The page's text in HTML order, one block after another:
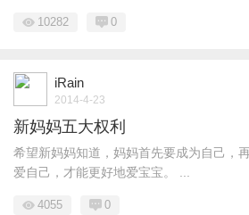
10282 0
iRain
2014-4-23
新妈妈五大权利
希望新妈妈知道，妈妈首先要成为自己，
爱自己，才能更好地爱宝宝。 ...
4055 0